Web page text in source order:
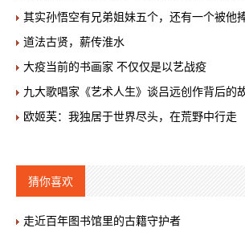
其实孙悟空有兄弟姐妹五个，还有一个被他
道法古贤，薪传淮水
大疫当前的书画家 不仅仅是以艺战疫
九大歌唱家《艺术人生》谈吕远创作背后的
欧姬芙：我独居于世界尽头，在荒野中行走
猜你喜欢
走近百年图书馆里的古籍守护者